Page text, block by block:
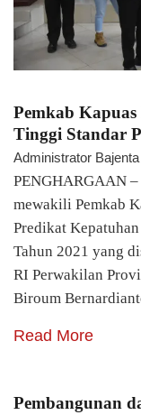
Pemkab
Tinggi Standar
Administrator
PENGHARGAAN
mewakili Pemkab
Predikat
Tahun 2021 yang
RI Perwakilan
Biroum
Read More
Pembangunan